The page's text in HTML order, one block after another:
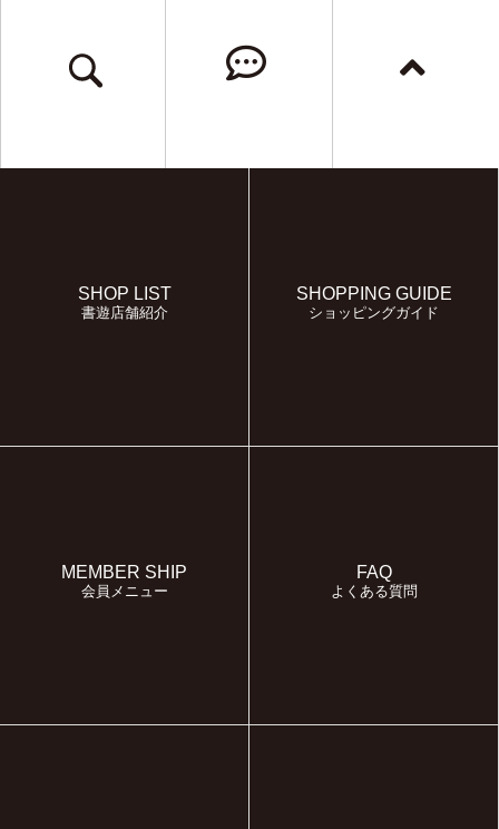
SHOP LIST
書遊店舗紹介
SHOPPING GUIDE
ショッピングガイド
MEMBER SHIP
会員メニュー
FAQ
よくある質問